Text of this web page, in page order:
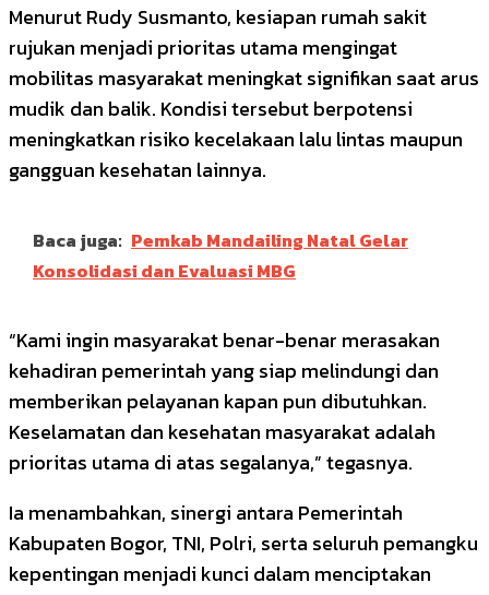
Menurut Rudy Susmanto, kesiapan rumah sakit
rujukan menjadi prioritas utama mengingat
mobilitas masyarakat meningkat signifikan saat arus
mudik dan balik. Kondisi tersebut berpotensi
meningkatkan risiko kecelakaan lalu lintas maupun
gangguan kesehatan lainnya.
Baca juga: Pemkab Mandailing Natal Gelar
Konsolidasi dan Evaluasi MBG
“Kami ingin masyarakat benar-benar merasakan
kehadiran pemerintah yang siap melindungi dan
memberikan pelayanan kapan pun dibutuhkan.
Keselamatan dan kesehatan masyarakat adalah
prioritas utama di atas segalanya,” tegasnya.
Ia menambahkan, sinergi antara Pemerintah
Kabupaten Bogor, TNI, Polri, serta seluruh pemangku
kepentingan menjadi kunci dalam menciptakan